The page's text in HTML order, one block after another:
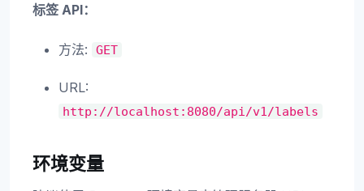
标签 API：
方法: GET
URL:
http://localhost:8080/api/v1/labels
环境变量